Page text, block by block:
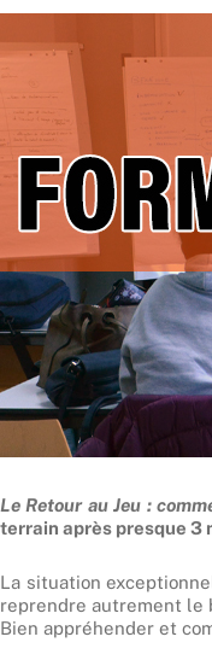
Le Retour au Jeu :
terrain après presque 3
La situation
reprendre autrement le
Bien appréhender et